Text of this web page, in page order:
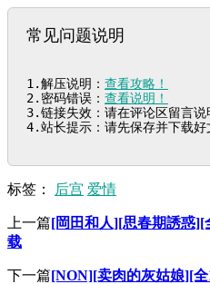
常见问题说明
1.解压说明： 查看攻略！
2.密码错误： 查看说明！
3.链接失效：请在评论区留言说
4.站长提示：请先保存并下载好
标签： 后宫 爱情
上一篇[岡田和人][思春期誘惑][
载
下一篇[NON][卖肉的灰姑娘][